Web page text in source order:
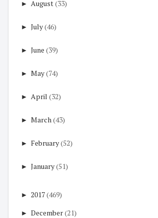
► August(33)
► July(46)
► June (39)
► May(74)
► April (32)
► March (43)
► February(52)
► January(51)
► 2017(469)
► December(21)